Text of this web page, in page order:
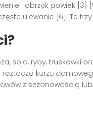
i obrzęk powiek [3]
ulewanie [6]. Te trzy
soja, ryby, truskawki
roztocza kurzu
z sezonowością lub